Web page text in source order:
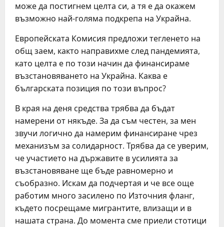
може да постигнем целта си, а тя е да окажем
възможно най-голяма подкрепа на Украйна.
Европейската Комисия предложи тегленето на
общ заем, както направихме след пандемията,
като целта е по този начин да финансираме
възстановяването на Украйна. Каква е
българската позиция по този въпрос?
В края на деня средства трябва да бъдат
намерени от някъде. За да съм честен, за мен
звучи логично да намерим финансиране чрез
механизъм за солидарност. Трябва да се уверим,
че участието на държавите в усилията за
възстановяване ще бъде равномерно и
съобразно. Искам да подчертая и че все още
работим много засилено по Източния фланг,
където посрещаме мигрантите, влизащи и в
нашата страна. До момента сме приели стотици